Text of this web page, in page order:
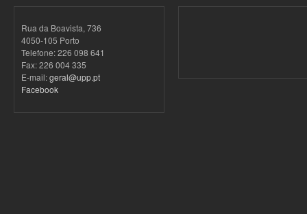
Rua da Boavista, 736
4050-105 Porto
Telefone: 226 098 641
Fax: 226 004 335
E-mail:geral@upp.pt
Facebook